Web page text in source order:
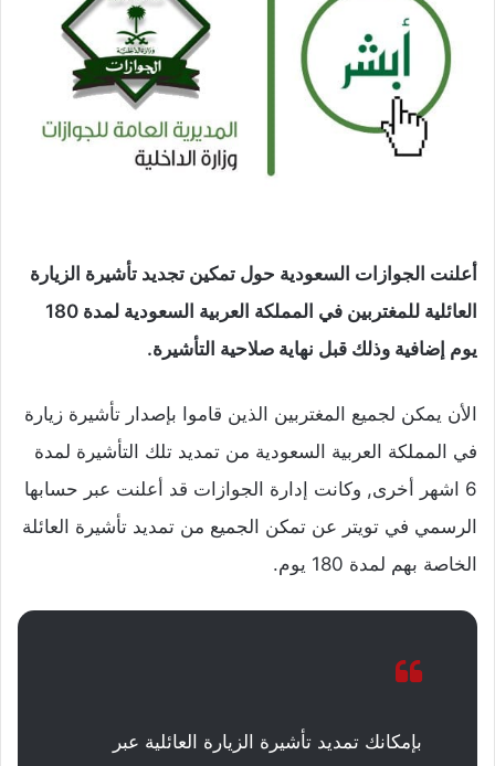
أعلنت الجوازات السعودية حول تمكين تجديد تأشيرة الزيارة
العائلية للمغتربين في المملكة العربية السعودية لمدة 180
يوم إضافية وذلك قبل نهاية صلاحية التأشيرة.
الأن يمكن لجميع المغتربين الذين قاموا بإصدار تأشيرة زيارة
في المملكة العربية السعودية من تمديد تلك التأشيرة لمدة
6 اشهر أخرى, وكانت إدارة الجوازات قد أعلنت عبر حسابها
الرسمي في تويتر عن تمكن الجميع من تمديد تأشيرة العائلة
الخاصة بهم لمدة 180 يوم.
بإمكانك تمديد تأشيرة الزيارة العائلية عبر